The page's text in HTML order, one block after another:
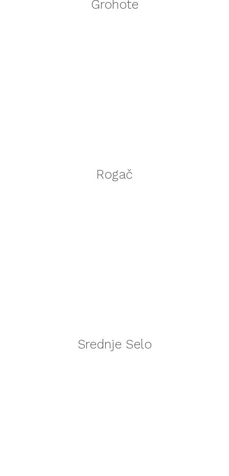
Grohote
Rogač
Srednje Selo